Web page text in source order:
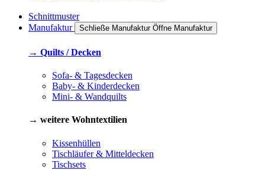
Schnittmuster
Manufaktur
Schließe Manufaktur Öffne Manufaktur
→ Quilts / Decken
Sofa- & Tagesdecken
Baby- & Kinderdecken
Mini- & Wandquilts
→ weitere Wohntextilien
Kissenhüllen
Tischläufer & Mitteldecken
Tischsets